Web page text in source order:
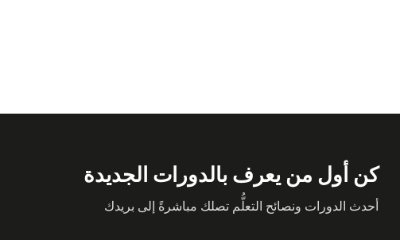
كن أول من يعرف بالدورات الجديدة
أحدث الدورات ونصائح التعلُّم تصلك مباشرةً إلى بريدك